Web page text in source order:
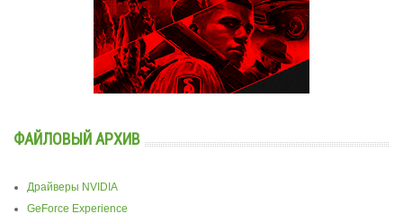
ФАЙЛОВЫЙ АРХИВ
Драйверы NVIDIA
GeForce Experience